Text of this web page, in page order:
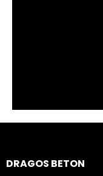
DRAGOS BETON